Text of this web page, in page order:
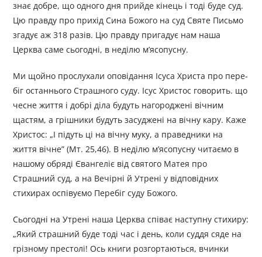
знає добре, що одного дня прийде кінець і тоді буде суд.
Цю правду про прихід Сина Божого на суд Святе Письмо
згадує аж 318 разів. Цю правду пригадує нам наша
Церква саме сьогодні, в неділю м’ясопусну.
Ми щойно прослухали оповідання Ісуса Христа про пере-
біг останнього Страшного суду. Ісус Христос говорить. що
чесне життя і добрі діла будуть нагороджені вічним
щастям, а грішники будуть засуджені на вічну кару. Каже
Христос: „І підуть ці на вічну муку, а праведники на
життя вічне” (Мт. 25,46). В неділю м’ясопусну читаємо в
нашому обряді Євангеліє від святого Матея про
Страшний суд, а на Вечірні й Утрені у відповідних
стихирах оспівуємо Перебіг суду Божого.
Сьогодні на Утрені наша Церква співає наступну стихиру:
„Який страшний буде тоді час і день, коли суддя сяде на
грізному престолі! Ось книги розгортаються, вчинки